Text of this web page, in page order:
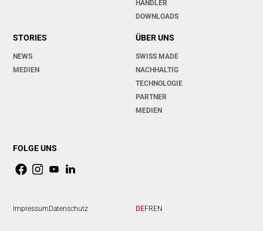
HÄNDLER
DOWNLOADS
STORIES
NEWS
MEDIEN
ÜBER UNS
SWISS MADE
NACHHALTIG
TECHNOLOGIE
PARTNER
MEDIEN
FOLGE UNS
ImpressumDatenschutz DEFREN